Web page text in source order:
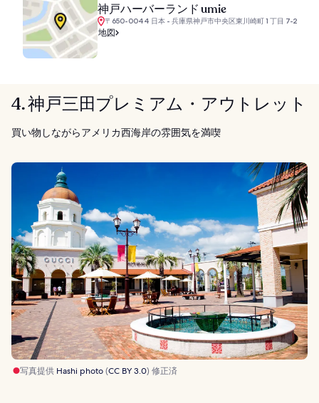
神戸ハーバーランド umie
〒650-0044 日本 - 兵庫県神戸市中央区東川崎町 1 丁目 7-2
地図
4. 神戸三田プレミアム・アウトレット
買い物しながらアメリカ西海岸の雰囲気を満喫
写真提供 Hashi photo(CC BY 3.0) 修正済